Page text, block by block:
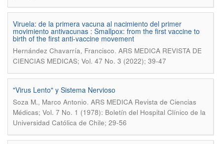
Viruela: de la primera vacuna al nacimiento del primer
movimiento antivacunas : Smallpox: from the first vaccine to
birth of the first anti-vaccine movement
Hernández Chavarría, Francisco. ARS MEDICA REVISTA DE
CIENCIAS MEDICAS; Vol. 47 No. 3 (2022); 39-47
"Virus Lento" y Sistema Nervioso
Soza M., Marco Antonio. ARS MEDICA Revista de Ciencias
Médicas; Vol. 7 No. 1 (1978): Boletín del Hospital Clínico de la
Universidad Católica de Chile; 29-56